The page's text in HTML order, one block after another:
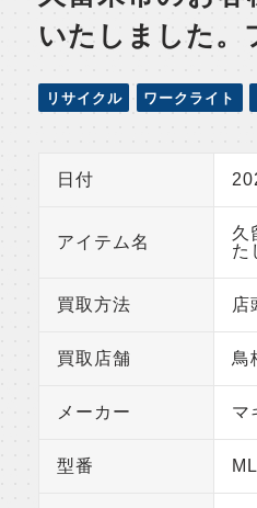
いたしました。
リサイクル ワークライト
日付
アイテム名
久
た
買取方法 店
買取店舗 鳥
メーカー
型番